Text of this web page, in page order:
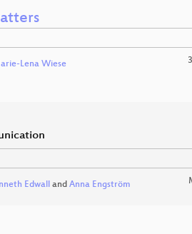
Lena Wiese
Edwall and Anna Engström